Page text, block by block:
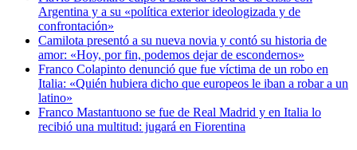
Argentina y a su «política exterior ideologizada y de
confrontación»
Camilota presentó a su nueva novia y contó su historia de
amor: «Hoy, por fin, podemos dejar de escondernos»
Franco Colapinto denunció que fue víctima de un robo en
Italia: «Quién hubiera dicho que europeos le iban a robar a un
latino»
Franco Mastantuono se fue de Real Madrid y en Italia lo
recibió una multitud: jugará en Fiorentina